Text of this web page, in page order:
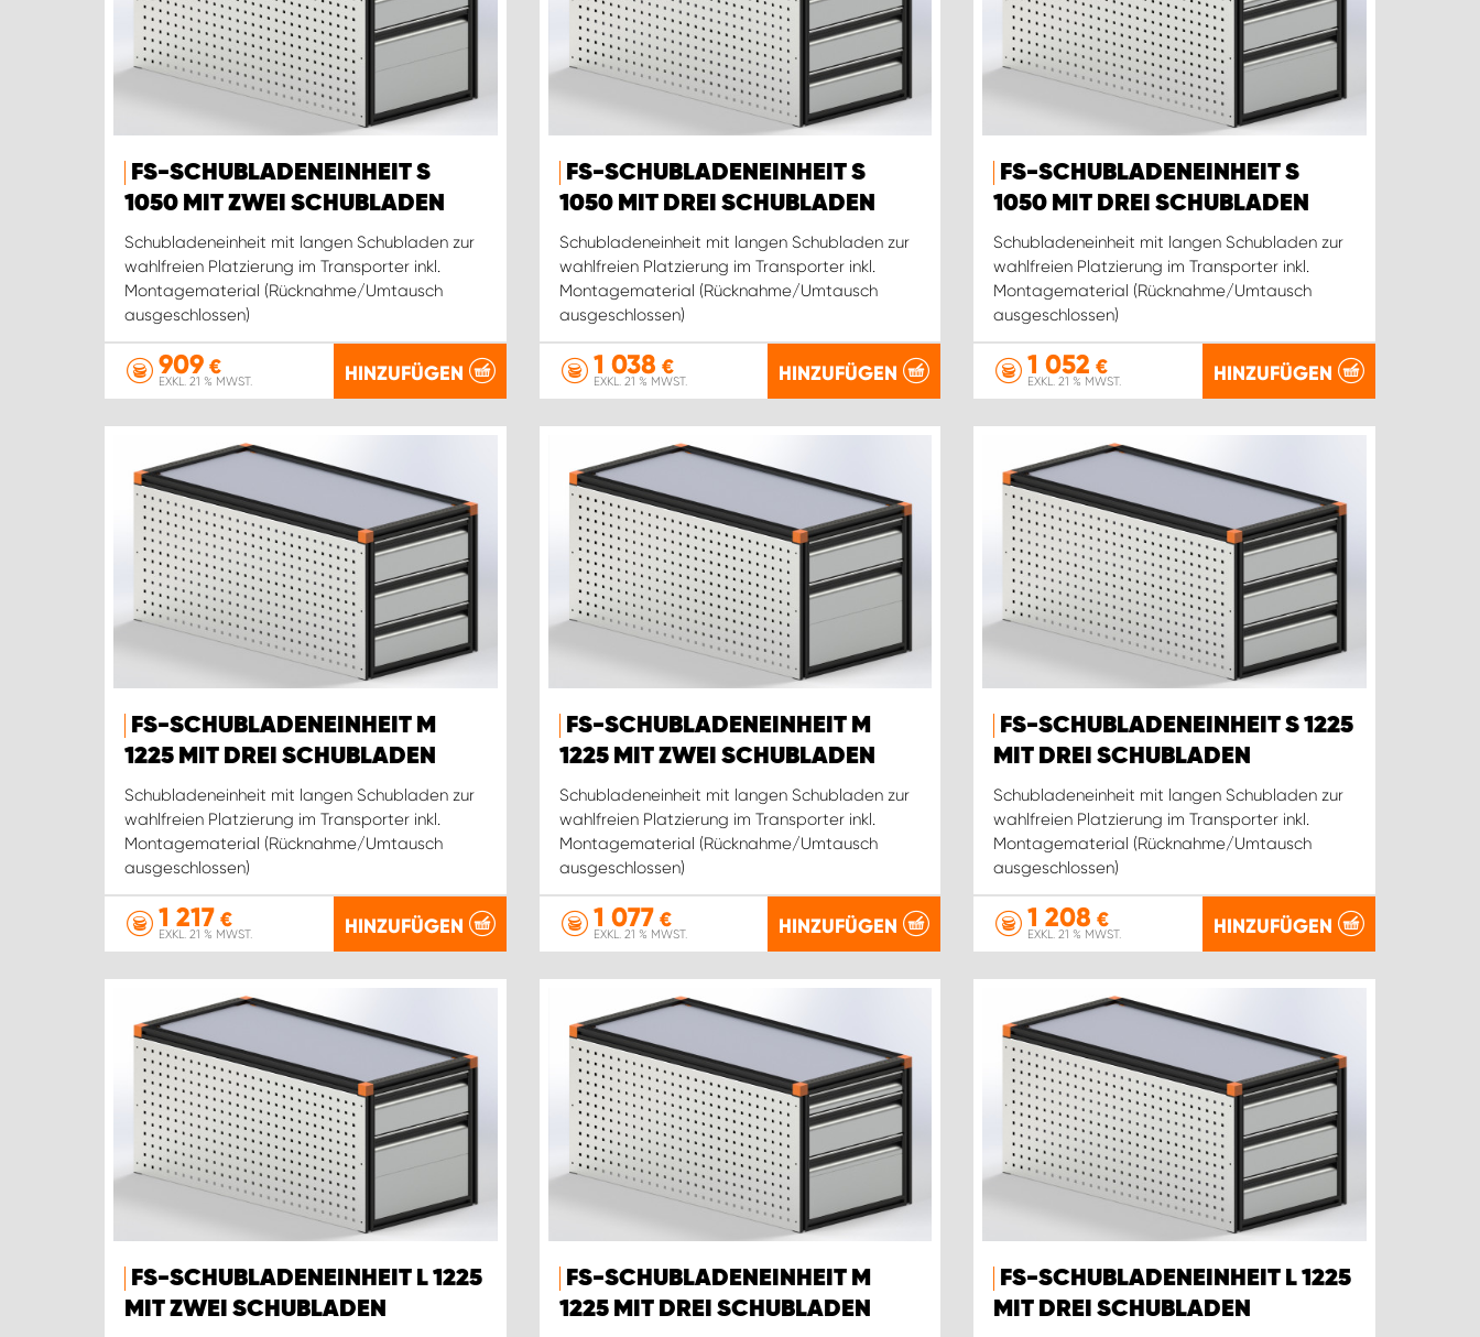
FS-SCHUBLADENEINHEIT S
1050 MIT ZWEI SCHUBLADEN
Schubladeneinheit mit langen Schubladen zur
wahlfreien Platzierung im Transporter inkl.
Montagematerial (Rücknahme/Umtausch
ausgeschlossen)
909 €
EXKL. 21 % MWST. HINZUFÜGEN
FS-SCHUBLADENEINHEIT S
1050 MIT DREI SCHUBLADEN
Schubladeneinheit mit langen Schubladen zur
wahlfreien Platzierung im Transporter inkl.
Montagematerial (Rücknahme/Umtausch
ausgeschlossen)
1 038 €
EXKL. 21 % MWST. HINZUFÜGEN
FS-SCHUBLADENEINHEIT S
1050 MIT DREI SCHUBLADEN
Schubladeneinheit mit langen Schubladen zur
wahlfreien Platzierung im Transporter inkl.
Montagematerial (Rücknahme/Umtausch
ausgeschlossen)
1 052 €
EXKL. 21 % MWST. HINZUFÜGEN
FS-SCHUBLADENEINHEIT M
1225 MIT DREI SCHUBLADEN
Schubladeneinheit mit langen Schubladen zur
wahlfreien Platzierung im Transporter inkl.
Montagematerial (Rücknahme/Umtausch
ausgeschlossen)
1 217 €
EXKL. 21 % MWST. HINZUFÜGEN
FS-SCHUBLADENEINHEIT M
1225 MIT ZWEI SCHUBLADEN
Schubladeneinheit mit langen Schubladen zur
wahlfreien Platzierung im Transporter inkl.
Montagematerial (Rücknahme/Umtausch
ausgeschlossen)
1 077€
EXKL. 21 % MWST. HINZUFÜGEN
FS-SCHUBLADENEINHEIT S 1225
MIT DREI SCHUBLADEN
Schubladeneinheit mit langen Schubladen zur
wahlfreien Platzierung im Transporter inkl.
Montagematerial (Rücknahme/Umtausch
ausgeschlossen)
1 208 €
EXKL. 21 % MWST. HINZUFÜGEN
FS-SCHUBLADENEINHEIT L 1225
MIT ZWEI SCHUBLADEN
FS-SCHUBLADENEINHEIT M
1225 MIT DREI SCHUBLADEN
FS-SCHUBLADENEINHEIT L 1225
MIT DREI SCHUBLADEN